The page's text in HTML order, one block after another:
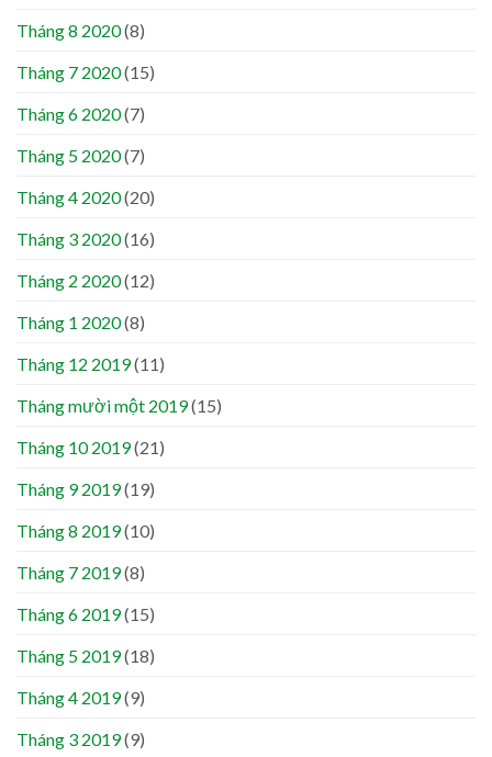
Tháng 8 2020(8)
Tháng 7 2020(15)
Tháng 6 2020(7)
Tháng 5 2020(7)
Tháng 4 2020(20)
Tháng 3 2020(16)
Tháng 2 2020(12)
Tháng 1 2020(8)
Tháng 12 2019(11)
Tháng mười một 2019(15)
Tháng 10 2019(21)
Tháng 9 2019(19)
Tháng 8 2019(10)
Tháng 7 2019(8)
Tháng 6 2019(15)
Tháng 5 2019(18)
Tháng 4 2019(9)
Tháng 3 2019(9)